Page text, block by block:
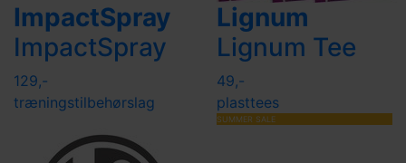
ImpactSpray
ImpactSpray
129,-
træningstilbehørslag
Lignum
Lignum Tee
49,-
plasttees
SUMMER SALE